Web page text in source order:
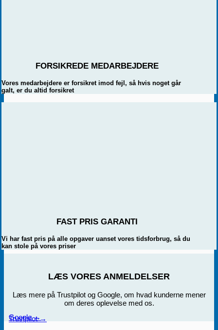
FORSIKREDE MEDARBEJDERE
Vores medarbejdere er forsikret imod fejl, så hvis noget går
galt, er du altid forsikret
FAST PRIS GARANTI
Vi har fast pris på alle opgaver uanset vores tidsforbrug, så du
kan stole på vores priser
LÆS VORES ANMELDELSER
Læs mere på Trustpilot og Google, om hvad kunderne mener
om deres oplevelse med os.
Trustpilot →
Google →